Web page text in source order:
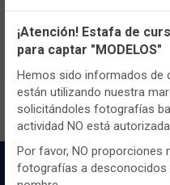
Registrate aquí
contenido
Configuración de
Utilizamos cookies propias
persistentes, para hacer
página web y personalizar
Igualmente, utilizamos
la navegación que realizas
gustos y preferencias.
Puedesconfigurary aceptar
¡Atención! Estafa de
para captar "MODELOS"
Hemos sido informados de
están utilizando nuestra
solicitándoles fotografías
actividad NO está
Por favor, NO proporciones
fotografías a desconocidos